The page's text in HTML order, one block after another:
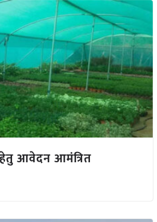
आवेदन आमंत्रित